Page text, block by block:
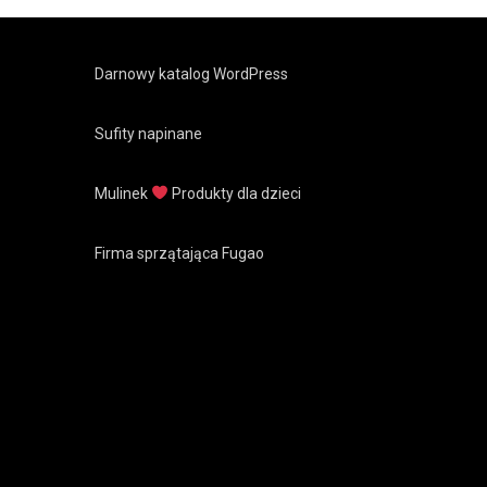
Darnowy katalog WordPress
Sufity napinane
Mulinek Produkty dla dzieci
Firma sprzątająca Fugao